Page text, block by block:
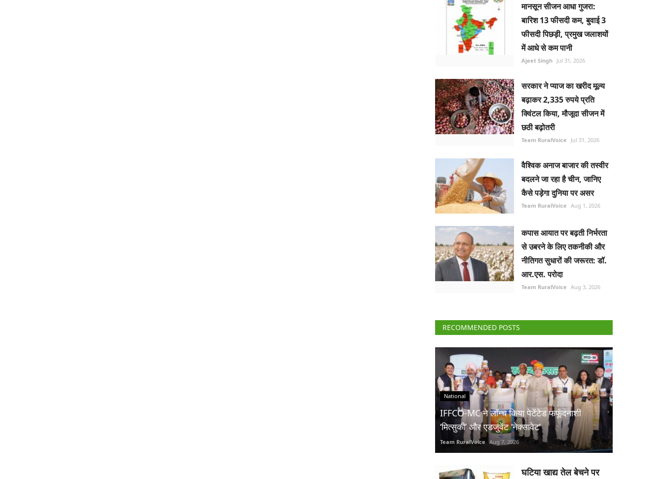
मानसून सीजन आधा गुजरा:
बारिश 13 फीसदी कम, बुवाई 3
फीसदी पिछड़ी, प्रमुख जलाशयों
में आधे से कम पानी
Ajeet Singh Jul 31, 2026
सरकार ने प्याज का खरीद मूल्य
बढ़ाकर 2,335 रुपये प्रति
क्विंटल किया, मौजूदा सीजन में
छठी बढ़ोतरी
Team RuralVoice Jul 31, 2026
वैश्विक अनाज बाजार की तस्वीर
बदलने जा रहा है चीन, जानिए
कैसे पड़ेगा दुनिया पर असर
Team RuralVoice Aug 1, 2026
कपास आयात पर बढ़ती निर्भरता
से उबरने के लिए तकनीकी और
नीतिगत सुधारों की जरूरत: डॉ.
आर.एस. परोदा
Team RuralVoice Aug 3, 2026
RECOMMENDED POSTS
National
IFFCO-MC ने लॉन्च किया पेटेंटेड फफूंदनाशी
‘मित्सुकी’ और एडजुवेंट ‘नेक्सावेट’
Team RuralVoice Aug 7, 2026
घटिया खाद्य तेल बेचने पर